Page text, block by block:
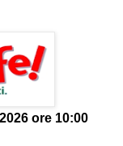
ore 10:00